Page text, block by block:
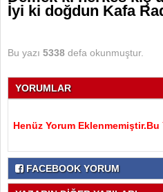
İyi ki doğdun Kafa
Bu yazı 5338 defa okunmuştur.
YORUMLAR
Henüz Yorum
FACEBOOK YORUM